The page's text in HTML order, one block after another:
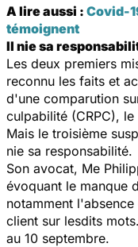
A lire aussi : Covid-
témoignent
Il nie sa
Les deux premiers
reconnu les faits et
d'une comparution
culpabilité (CRPC),
Mais le troisième
nie sa responsabilité.
Son avocat, Me
évoquant le manque
notamment
client sur lesdits
au 10 septembre.